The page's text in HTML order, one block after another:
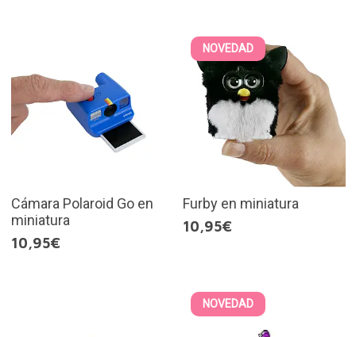
Cámara Polaroid Go en
miniatura
10,95€
NOVEDAD
Furby en miniatura
10,95€
NOVEDAD